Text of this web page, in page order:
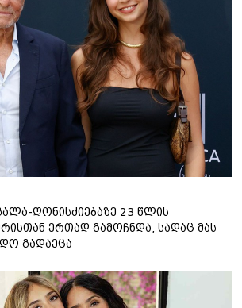
ღონისძიებაზე 23 წლის
ერთად გამოჩნდა, სადაც მას
გადაეცა